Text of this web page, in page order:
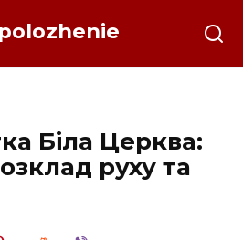
Біла Церква:
руху та